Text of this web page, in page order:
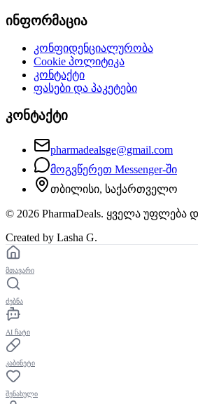
ინფორმაცია
კონფიდენციალურობა
Cookie პოლიტიკა
კონტაქტი
ფასები და პაკეტები
კონტაქტი
pharmadealsge@gmail.com
მოგვწერეთ Messenger-ში
თბილისი, საქართველო
© 2026 PharmaDeals. ყველა უფლება
Created by Lasha G.
მთავარი
ძებნა
AI ჩატი
კაბინეტი
შენახული